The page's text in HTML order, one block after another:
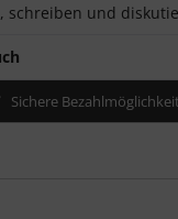
schreiben und
Sichere